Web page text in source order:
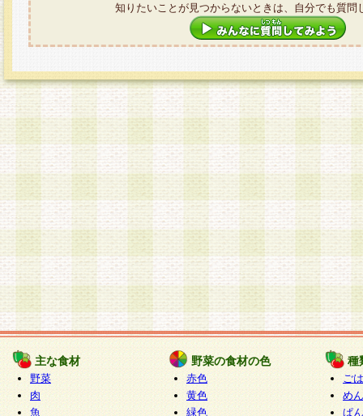
知りたいことが見つからないときは、自分でも質問
主な食材
野菜
肉
魚
野菜の食材の色
赤色
黄色
緑色
種
ご
めん
ぱん